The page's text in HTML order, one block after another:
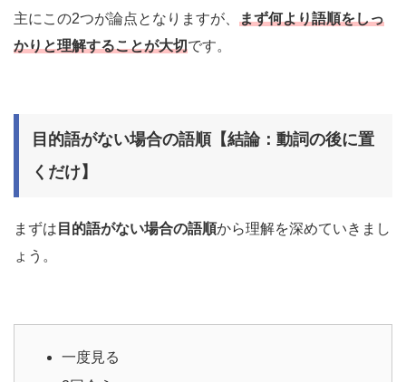
主にこの2つが論点となりますが、 まず何より語順をしっ
かりと理解することが大切です。
目的語がない場合の語順【結論：動詞の後に置
くだけ】
まずは 目的語がない場合の語順から理解を深めていきまし
ょう。
一度見る